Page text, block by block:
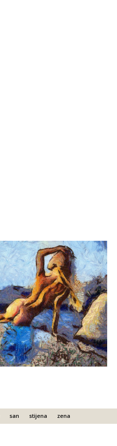
san stijena zena